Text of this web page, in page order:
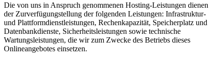
Die von uns in Anspruch genommenen Hosting-Leistungen dienen
der Zurverfügungstellung der folgenden Leistungen: Infrastruktur-
und Plattformdienstleistungen, Rechenkapazität, Speicherplatz und
Datenbankdienste, Sicherheitsleistungen sowie technische
Wartungsleistungen, die wir zum Zwecke des Betriebs dieses
Onlineangebotes einsetzen.